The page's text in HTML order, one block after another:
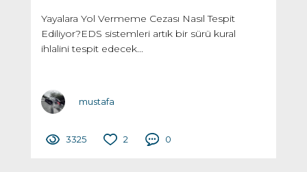
Yayalara Yol Vermeme Cezası Nasıl Tespit
Ediliyor?EDS sistemleri artık bir sürü kural
ihlalini tespit edecek...
mustafa
3325 2 0